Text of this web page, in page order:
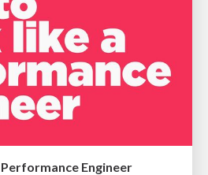
Engineer